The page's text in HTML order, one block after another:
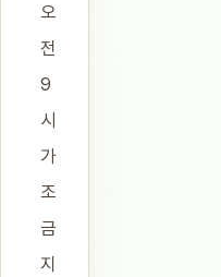
오
전
9
시
가
조
금
지